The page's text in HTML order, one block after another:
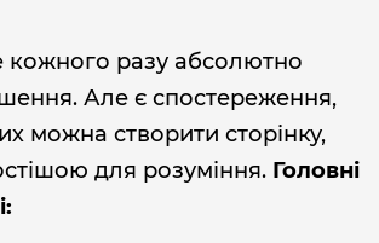
разу абсолютно
Але є спостереження,
можна створити сторінку,
для розуміння. Головні